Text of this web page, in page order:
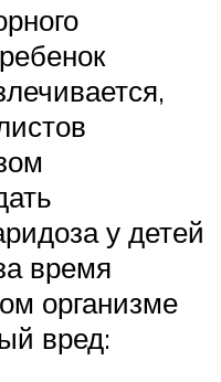
у детей
время
организме
вред: